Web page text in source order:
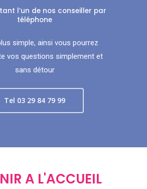
l’un de nos conseiller par
téléphone
simple, ainsi vous pourrez
vos questions simplement et
sans détour
Tel 03 29 84 79 99
A L'ACCUEIL